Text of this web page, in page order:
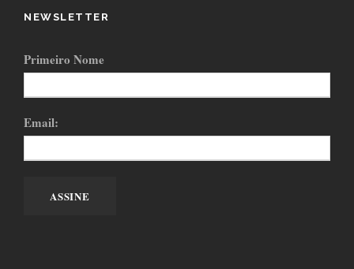
NEWSLETTER
Primeiro Nome
Email: